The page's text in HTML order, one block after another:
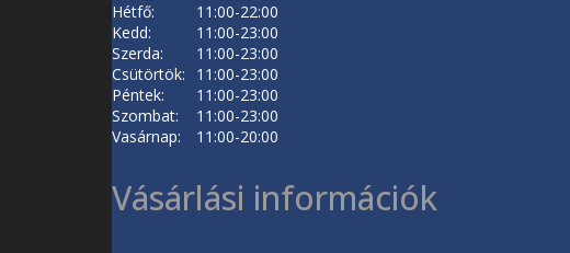
Hétfő:
11:00-22:00
Kedd:
11:00-23:00
Szerda:
11:00-23:00
Csütörtök:
11:00-23:00
Péntek:
11:00-23:00
Szombat:
11:00-23:00
Vasárnap:
11:00-20:00
Vásárlási információk